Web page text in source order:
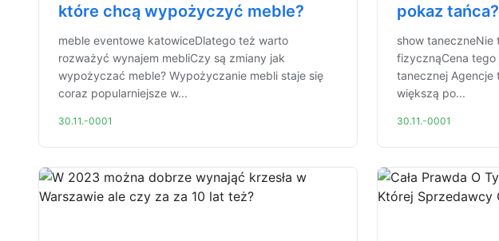
które chcą wypożyczyć meble?
meble eventowe katowiceDlatego też warto
rozważyć wynajem mebliCzy są zmiany jak
wypożyczać meble? Wypożyczanie mebli staje się
coraz popularniejsze w...
30.11.-0001
pokaz tańca?
show
fizycznąCena tego
tanecznej Agencje
większą po...
30.11.-0001